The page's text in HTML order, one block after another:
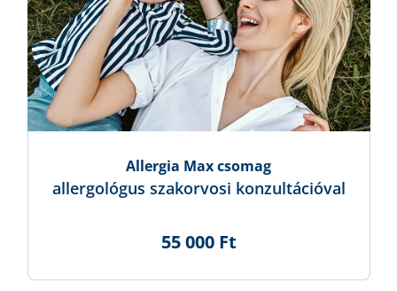
Allergia Max csomag
allergológus szakorvosi konzultációval
55 000 Ft